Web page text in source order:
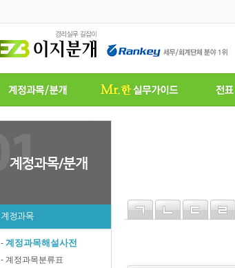
계정과목
- 계정과목해설사전
- 계정과목분류표